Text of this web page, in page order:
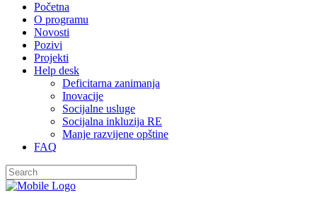
Početna
O programu
Novosti
Pozivi
Projekti
Help desk
Deficitarna zanimanja
Inovacije
Socijalne usluge
Socijalna inkluzija RE
Manje razvijene opštine
FAQ